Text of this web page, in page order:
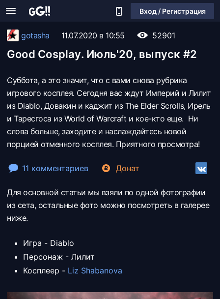
Вход / Регистрация
gotasha 11.07.2020 в 10:55 52901
Good Cosplay. Июль'20, выпуск #2
Суббота, а это значит, что с вами снова рубрика
игрового косплея. Сегодня вас ждут Империй и Лилит
из Diablo, Довакин и каджит из The Elder Scrolls, Ирель
и Таресгоса из World of Warcraft и кое-кто еще. Ни
слова больше, заходите и наслаждайтесь новой
порцией отменного косплея. Приятного просмотра!
11 комментариев Донат
Для основной статьи мы взяли по одной фотографии
из сета, остальные фото можно посмотреть в галерее
ниже.
Игра - Diablo
Персонаж - Лилит
Косплеер - Liz Shabanova